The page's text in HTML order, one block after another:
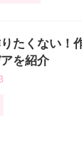
たくない！
を紹介